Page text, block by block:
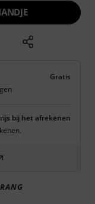
Gratis
bij het afrekenen